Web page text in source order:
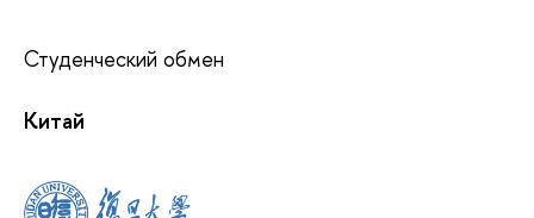
Студенческий обмен
Китай